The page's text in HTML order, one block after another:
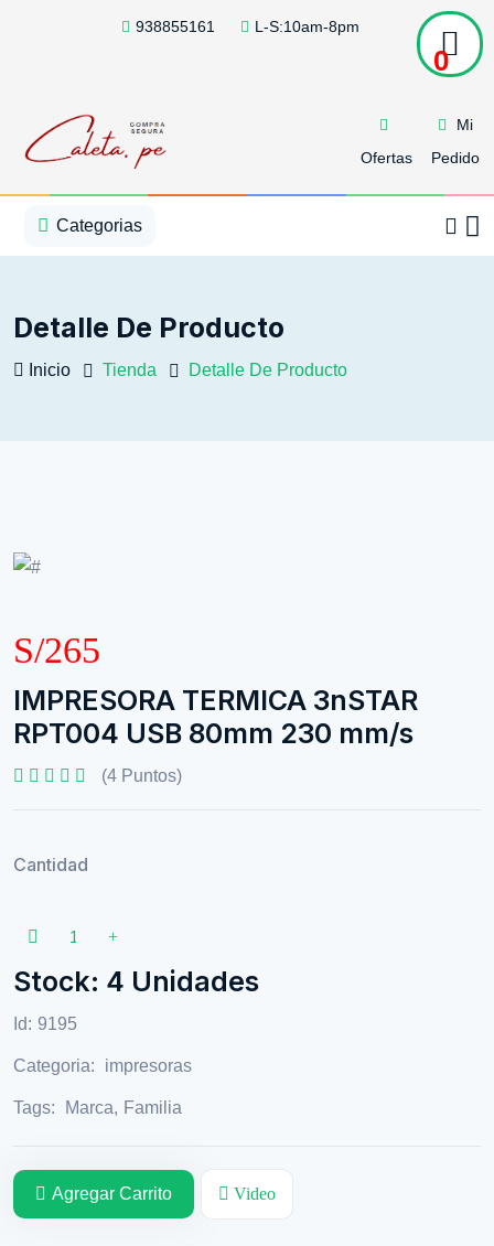
938855161 L-S:10am-8pm
Ofertas
Mi
Pedido
0
Categorias
Detalle De Producto
Inicio Tienda Detalle De Producto
S/265
IMPRESORA TERMICA 3nSTAR
RPT004 USB 80mm 230 mm/s
(4 Puntos)
Cantidad
Stock: 4 Unidades
Id: 9195
Categoria: impresoras
Tags: Marca, Familia
Agregar Carrito Video